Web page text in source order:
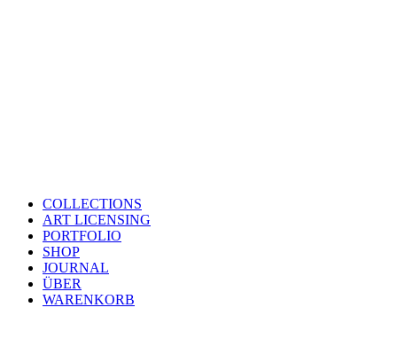
COLLECTIONS
ART LICENSING
PORTFOLIO
SHOP
JOURNAL
ÜBER
WARENKORB